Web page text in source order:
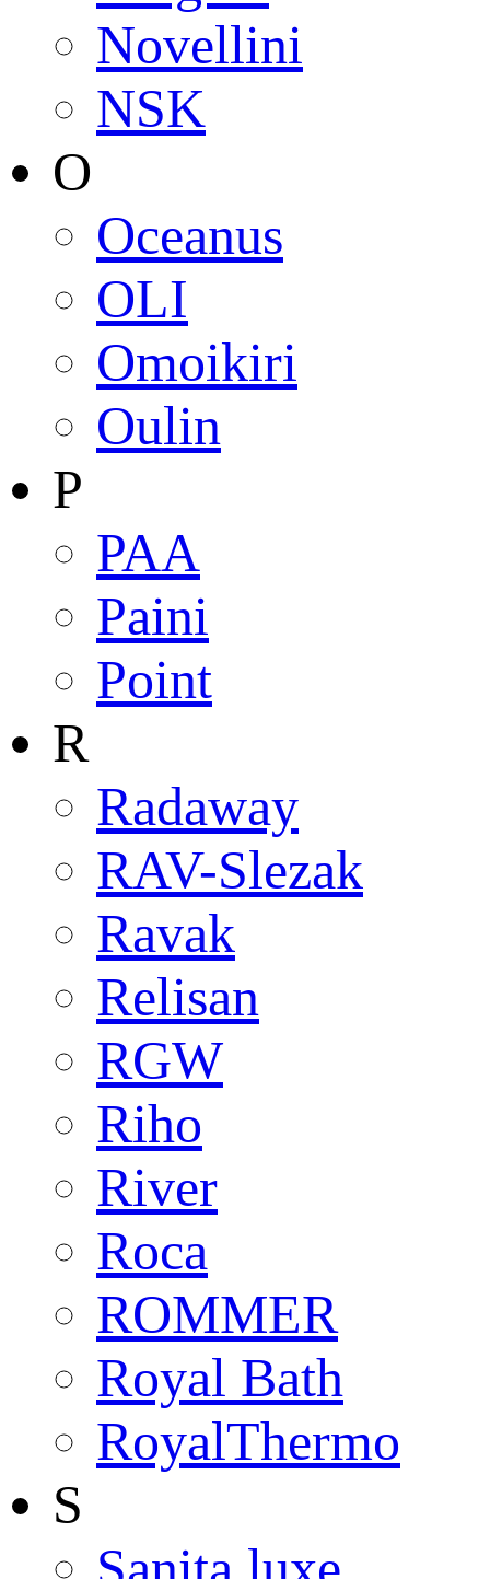
Novellini
NSK
O
Oceanus
OLI
Omoikiri
Oulin
P
PAA
Paini
Point
R
Radaway
RAV-Slezak
Ravak
Relisan
RGW
Riho
River
Roca
ROMMER
Royal Bath
RoyalThermo
S